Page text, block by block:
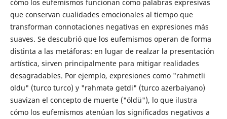
cómo los eufemismos funcionan como palabras expresivas
que conservan cualidades emocionales al tiempo que
transforman connotaciones negativas en expresiones más
suaves. Se descubrió que los eufemismos operan de forma
distinta a las metáforas: en lugar de realzar la presentación
artística, sirven principalmente para mitigar realidades
desagradables. Por ejemplo, expresiones como "rahmetli
oldu" (turco turco) y "rəhmətə getdi" (turco azerbaiyano)
suavizan el concepto de muerte ("öldü"), lo que ilustra
cómo los eufemismos atenúan los significados negativos a